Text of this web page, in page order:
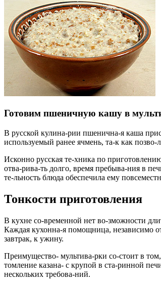
Готовим пшеничную кашу в
В русской кулина-рии пшенична-я каша
используемый ранее ячмень, та-к как
Исконно русская те-хника по
отва-рива-ть долго, время пребыва-ния в
те-льность блюда обеспечила ему
Тонкости приготовления
В кухне со-временной нет во-зможности
Каждая кухонна-я помощница, независимо
завтрак, к ужину.
Преимущество- мультива-рки со-стоит в
томление казана- с крупой в ста-ринной
нескольких требова-ний.